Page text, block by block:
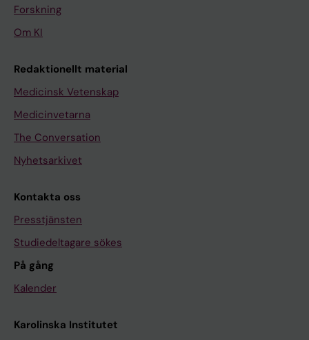
Forskning
Om KI
Redaktionellt material
Medicinsk Vetenskap
Medicinvetarna
The Conversation
Nyhetsarkivet
Kontakta oss
Presstjänsten
Studiedeltagare sökes
På gång
Kalender
Karolinska Institutet